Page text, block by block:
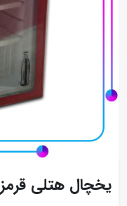
یخچال هتلی قرمز